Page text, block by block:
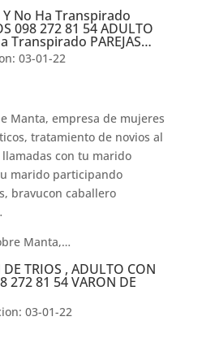
Y No Ha Transpirado
098 272 81 54 ADULTO
Transpirado PAREJAS…
03-01-22
Manta, empresa de mujeres
tratamiento de novios al
con tu marido
marido participando
bravucon caballero
Manta,…
TRIOS , ADULTO CON
272 81 54 VARON DE
03-01-22